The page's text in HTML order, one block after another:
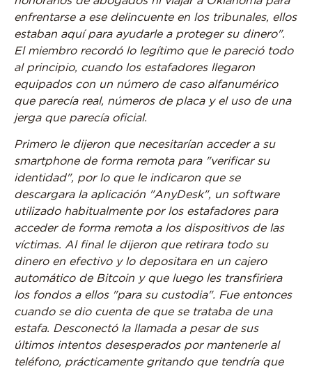
enfrentarse a ese delincuente en los tribunales, ellos
estaban aquí para ayudarle a proteger su dinero".
El miembro recordó lo legítimo que le pareció todo
al principio, cuando los estafadores llegaron
equipados con un número de caso alfanumérico
que parecía real, números de placa y el uso de una
jerga que parecía oficial.
Primero le dijeron que necesitarían acceder a su
smartphone de forma remota para "verificar su
identidad", por lo que le indicaron que se
descargara la aplicación "AnyDesk", un software
utilizado habitualmente por los estafadores para
acceder de forma remota a los dispositivos de las
víctimas. Al final le dijeron que retirara todo su
dinero en efectivo y lo depositara en un cajero
automático de Bitcoin y que luego les transfiriera
los fondos a ellos "para su custodia". Fue entonces
cuando se dio cuenta de que se trataba de una
estafa. Desconectó la llamada a pesar de sus
últimos intentos desesperados por mantenerle al
teléfono, prácticamente gritando que tendría que